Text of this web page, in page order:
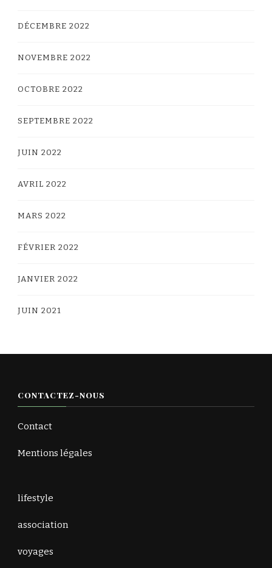
DÉCEMBRE 2022
NOVEMBRE 2022
OCTOBRE 2022
SEPTEMBRE 2022
JUIN 2022
AVRIL 2022
MARS 2022
FÉVRIER 2022
JANVIER 2022
JUIN 2021
CONTACTEZ-NOUS
Contact
Mentions légales
lifestyle
association
voyages